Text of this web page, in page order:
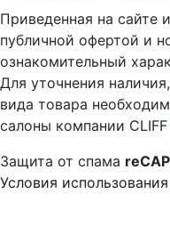
Приведенная на сайте
публичной офертой и
ознакомительный
Для уточнения
вида товара
салоны компании CLIFF
Защита от спама
Условия использования